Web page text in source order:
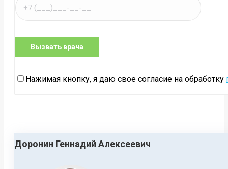
Нажимая кнопку, я даю свое согласие на обработку
Доронин Геннадий Алексеевич